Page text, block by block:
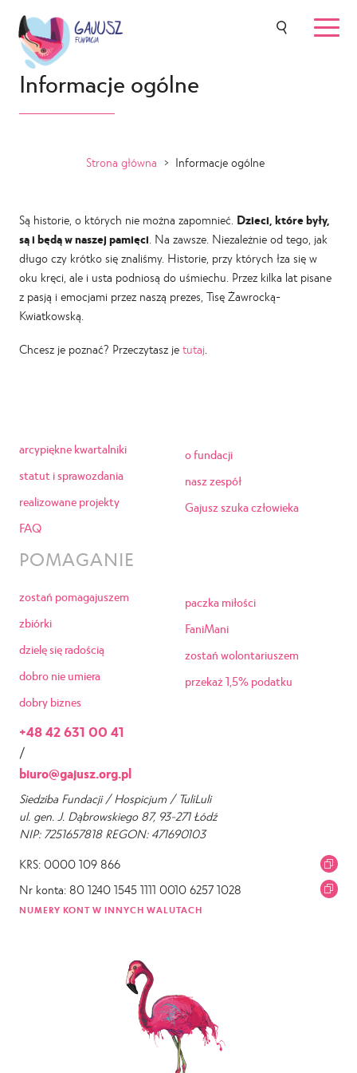
Informacje ogólne
Strona główna > Informacje ogólne
Są historie, o których nie można zapomnieć. Dzieci, które były,
są i będą w naszej pamięci . Na zawsze. Niezależnie od tego, jak
długo czy krótko się znaliśmy. Historie, przy których łza się w
oku kręci, ale i usta podniosą do uśmiechu. Przez kilka lat pisane
z pasją i emocjami przez naszą prezes, Tisę Żawrocką-
Kwiatkowską.
Chcesz je poznać? Przeczytasz je tutaj
arcypiękne kwartalniki
statut i sprawozdania
realizowane projekty
FAQ
o fundacji
nasz zespół
Gajusz szuka człowieka
POMAGANIE
zostań pomagajuszem
zbiórki
dzielę się radością
dobro nie umiera
dobry biznes
paczka miłości
FaniMani
zostań wolontariuszem
przekaż 1,5% podatku
+48 42 631 00 41
/
biuro@gajusz.org.pl
Siedziba Fundacji / Hospicjum / TuliLuli
ul. gen. J. Dąbrowskiego 87, 93-271 Łódź
NIP: 7251657818 REGON: 471690103
KRS: 0000 109 866
Nr konta: 80 1240 1545 1111 0010 6257 1028
NUMERY KONT W INNYCH WALUTACH